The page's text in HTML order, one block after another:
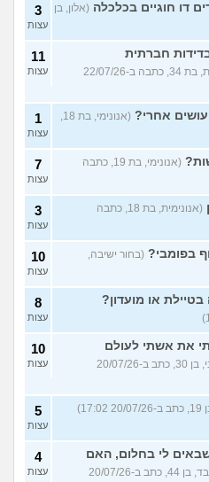
דו חוגיים בכלכלה (אלון, בן
3
עצות
חברתית
(אחת, בת 34, כתבה ב-22/07/26
11
עצות
אחרי?
(אנונימי, בת 18,
1
עצות
(אנונימי, בת 19, כתבה
7
עצות
(אנונימית, בת 18, כתבה
3
עצות
בפומבי? (בחור ישיבה,
10
עצות
או מועדון? 8
עצות
את אשתי לעולם
(אבי, בן 30, כתב ב-20/07/26
10
עצות
5
עצות
לי בחלום, האם
(אב עובד, בן 44, כתב ב-20/07/26
4
עצות